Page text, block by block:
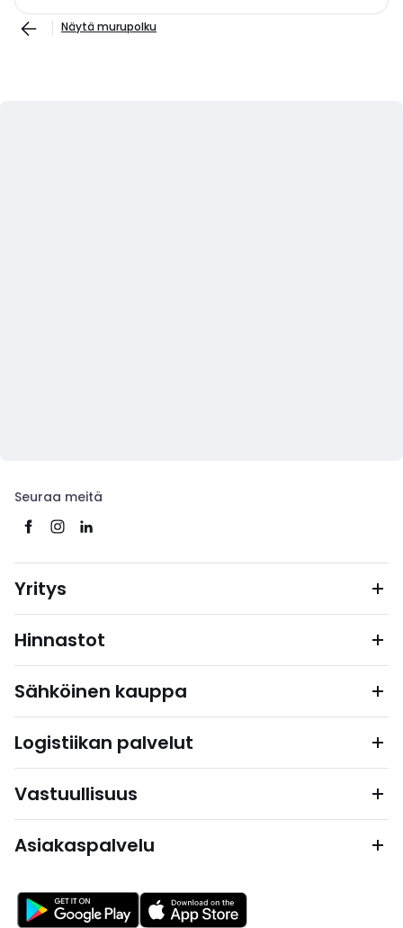
Näytä murupolku
Seuraa meitä
Yritys
Hinnastot
Sähköinen kauppa
Logistiikan palvelut
Vastuullisuus
Asiakaspalvelu